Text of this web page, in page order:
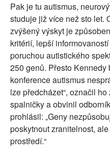
Pak je tu autismus,
studuje již více než sto let.
zvýšený výskyt je
kritérií, lepší
poruchou autistického
250 genů. Přesto
konference autismus
lze předcházet“, označil
spalničky a obvinil
prohlásil: „Geny
poskytnout zranitelnost,
prostředí.“